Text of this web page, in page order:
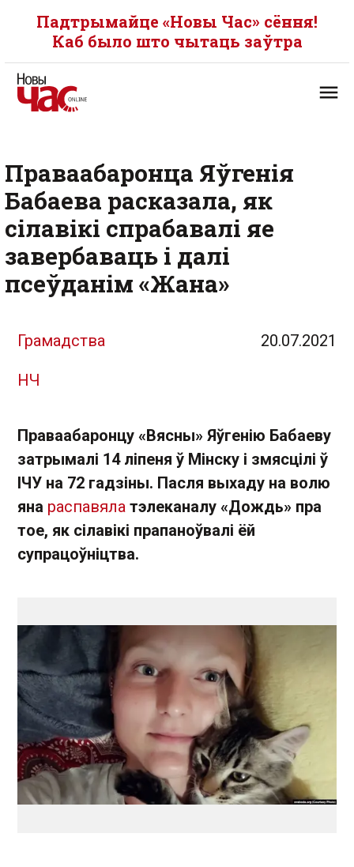
Падтрымайце «Новы Час» сёння!
Каб было што чытаць заўтра
Праваабаронца Яўгенія
Бабаева расказала, як
сілавікі спрабавалі яе
завербаваць і далі
псеўданім «Жана»
Грамадства 20.07.2021
НЧ
Праваабаронцу «Вясны» Яўгенію Бабаеву
затрымалі 14 ліпеня ў Мінску і змясцілі ў
ІЧУ на 72 гадзіны. Пасля выхаду на волю
яна распавяла тэлеканалу «Дождь» пра
тое, як сілавікі прапаноўвалі ёй
супрацоўніцтва.